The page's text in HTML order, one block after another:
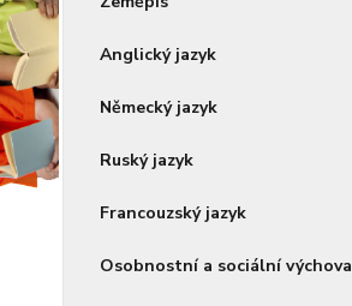
Anglický jazyk
Německý jazyk
Ruský jazyk
Francouzský jazyk
Osobnostní a sociální výchova